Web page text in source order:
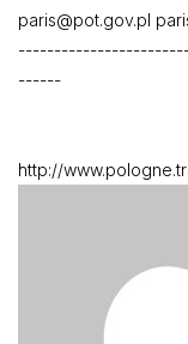
paris@pot.gov.pl
------
http://